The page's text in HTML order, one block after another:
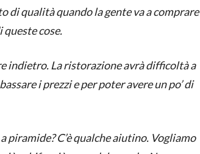
qualità quando la gente va a comprare
queste cose.
indietro. La ristorazione avrà difficoltà a
i prezzi e per poter avere un po’ di
piramide? C’è qualche aiutino. Vogliamo